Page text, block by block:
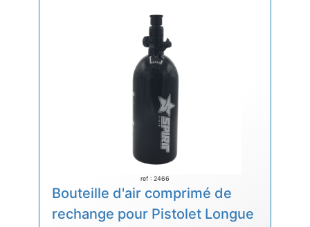
ref : 2466
Bouteille d'air comprimé de
rechange pour Pistolet Longue